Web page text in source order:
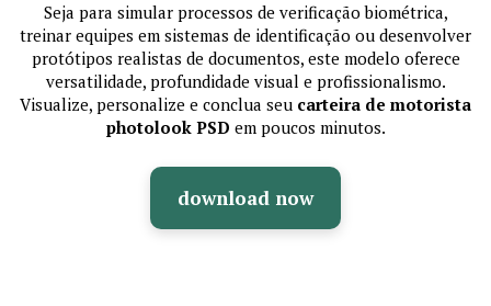
Seja para simular processos de verificação biométrica,
treinar equipes em sistemas de identificação ou desenvolver
protótipos realistas de documentos, este modelo oferece
versatilidade, profundidade visual e profissionalismo.
Visualize, personalize e conclua seu carteira de motorista
photolook PSD em poucos minutos.
download now